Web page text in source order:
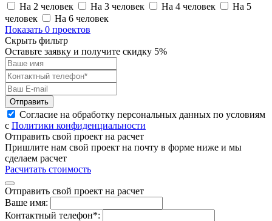
На 2 человек
На 3 человек На 4 человек
На 5
человек
На 6 человек
Показать 0 проектов
Скрыть фильтр
Оставьте заявку и получите скидку 5%
Отправить
Согласие на обработку персональных данных по условиям
с Политики конфиденциальности
Отправить свой проект на расчет
Пришлите нам свой проект на почту в форме ниже и мы
сделаем расчет
Расчитать стоимость
Отправить свой проект на расчет
Ваше имя:
Контактный телефон*: